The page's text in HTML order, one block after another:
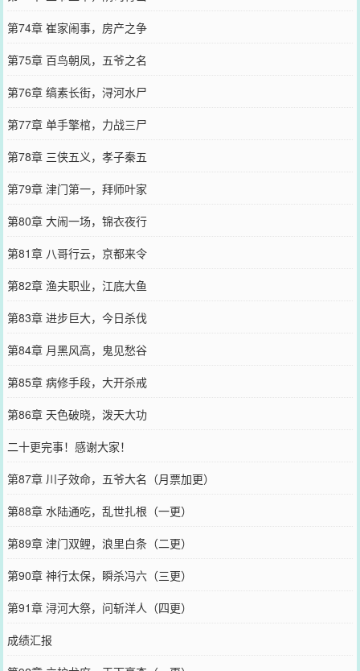
第74章 崔家闹事，房产之争
第75章 百鸟朝凤，五爷之名
第76章 缟素长街，浔河水尸
第77章 单手擎棺，力战三尸
第78章 三侠五义，孝子秦五
第79章 津门第一，拜师叶家
第80章 大闹一场，锦衣夜行
第81章 八哥行云，京都来令
第82章 渔夫职业，江底大鱼
第83章 进步巨大，今日杀伐
第84章 月黑风高，鬼见愁谷
第85章 病修手段，大开杀戒
第86章 天色破晓，泼天大功
二十更完事！感谢大家！
第87章 川子效命，五爷大名（月票加更）
第88章 水陆通吃，乱世扎根（一更）
第89章 津门双鲤，浪里白条（二更）
第90章 神行太保，瞬杀冯六（三更）
第91章 浔河大祭，问斩洋人（四更）
成绩汇报